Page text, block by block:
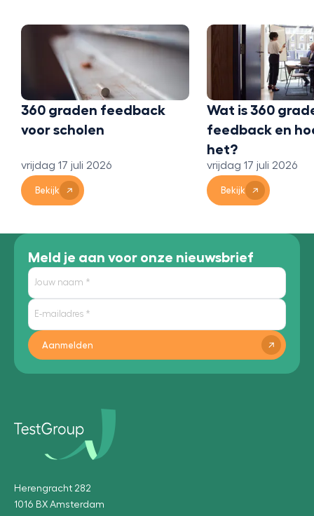
360 graden feedback
voor scholen
vrijdag 17 juli 2026
Bekijk
Wat is 360
feedback en
het?
vrijdag 17 juli 2026
Bekijk
Meld je aan voor onze nieuwsbrief
Aanmelden
Herengracht 282
1016 BX Amsterdam